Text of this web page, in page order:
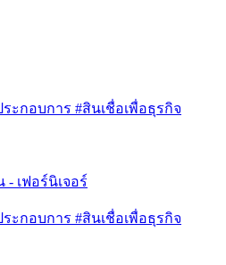
ระกอบการ #สินเชื่อเพื่อธุรกิจ
ระกอบการ #สินเชื่อเพื่อธุรกิจ